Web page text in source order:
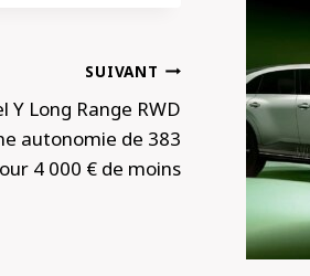
SUIVANT
Y Long Range RWD
autonomie de 383
4 000 € de moins